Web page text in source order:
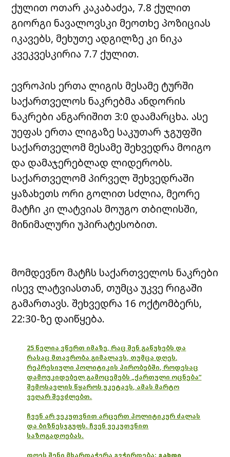
ქულით ოთარ კაკაბაძეა, 7.8 ქულით
გიორგი ნავალოვსკი მეოთხე პოზიციას
იკავებს, მეხუთე ადგილზე კი ნიკა
კვეკვესკირია 7.7 ქულით.
ევროპის ერთა ლიგის მესამე ტურში
საქართველოს ნაკრებმა ანდორის
ნაკრები ანგარიშით 3:0 დაამარცხა. ასე
უეფას ერთა ლიგაზე საკუთარ ჯგუფში
საქართველომ მესამე შეხვედრა მოიგო
და დამაჯერებლად ლიდერობს.
საქართველომ პირველ შეხვედრაში
ყაზახეთს ორი გოლით სძლია, მეორე
მატჩი კი ლატვიას მოუგო თბილისში,
მინიმალური უპირატესობით.
მომდევნო მატჩს საქართველოს ნაკრები
ისევ ლატვიასთან, თუმცა უკვე რიგაში
გამართავს. შეხვედრა 16 ოქტომბერს,
22:30-ზე დაიწყება.
25 წელია ვწერთ იმაზე, რაც შენ გაწუხებს და
რასაც მთავრობა გიმალავს, თუმცა დღეს,
რეპრესიული პოლიტიკის პირობებში, როდესაც
დამოუკიდებელ გამოცემებს „ქართული ოცნება“
შემოსავლის წყაროს უკეტავს, ამას მარტო
ვეღარ შევძლებთ.
ჩვენ არ ვეკუთვნით არცერთ პოლიტიკურ ძალას
და ბიზნესჯგუფს. ჩვენ ვეკუთვნით
საზოგადოებას.